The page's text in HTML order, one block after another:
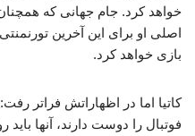
خواهد کرد. جام جهانی که
اصلی او برای این آخرین
بازی خواهد کرد.
کاتیا اما در اظهاراتش فراتر
فوتبال را دوست دارند، آنها باید